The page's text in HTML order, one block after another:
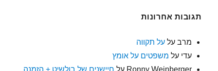
תגובות אחרונות
מרב עלעל תקווה
עדי על משפטים על אומץ
Ronny Weinberger על חיישנים של בולשיט + הזמנה